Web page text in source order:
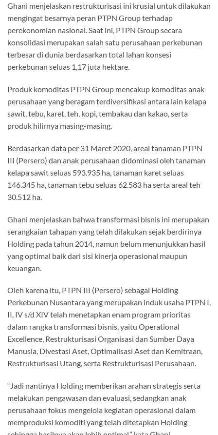
Ghani menjelaskan restrukturisasi ini krusial untuk dilakukan
mengingat besarnya peran PTPN Group terhadap
perekonomian nasional. Saat ini, PTPN Group secara
konsolidasi merupakan salah satu perusahaan perkebunan
terbesar di dunia berdasarkan total lahan konsesi
perkebunan seluas 1,17 juta hektare.
Produk komoditas PTPN Group mencakup komoditas anak
perusahaan yang beragam terdiversifikasi antara lain kelapa
sawit, tebu, karet, teh, kopi, tembakau dan kakao, serta
produk hilirnya masing-masing.
Berdasarkan data per 31 Maret 2020, areal tanaman PTPN
III (Persero) dan anak perusahaan didominasi oleh tanaman
kelapa sawit seluas 593.935 ha, tanaman karet seluas
146.345 ha, tanaman tebu seluas 62.583 ha serta areal teh
30.512 ha.
Ghani menjelaskan bahwa transformasi bisnis ini merupakan
serangkaian tahapan yang telah dilakukan sejak berdirinya
Holding pada tahun 2014, namun belum menunjukkan hasil
yang optimal baik dari sisi kinerja operasional maupun
keuangan.
Oleh karena itu, PTPN III (Persero) sebagai Holding
Perkebunan Nusantara yang merupakan induk usaha PTPN I,
II, IV s/d XIV telah menetapkan enam program prioritas
dalam rangka transformasi bisnis, yaitu Operational
Excellence, Restrukturisasi Organisasi dan Sumber Daya
Manusia, Divestasi Aset, Optimalisasi Aset dan Kemitraan,
Restrukturisasi Utang, serta Restrukturisasi Perusahaan.
“Jadi nantinya Holding memberikan arahan strategis serta
melakukan pengawasan dan evaluasi, sedangkan anak
perusahaan fokus mengelola kegiatan operasional dalam
memproduksi komoditi yang telah ditetapkan Holding